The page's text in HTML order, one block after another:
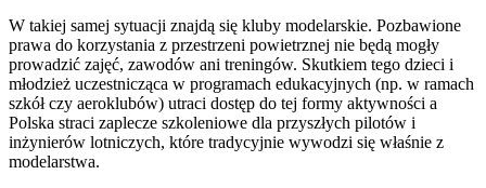
W takiej samej sytuacji znajdą się kluby modelarskie. Pozbawione
prawa do korzystania z przestrzeni powietrznej nie będą mogły
prowadzić zajęć, zawodów ani treningów. Skutkiem tego dzieci i
młodzież uczestnicząca w programach edukacyjnych (np. w ramach
szkół czy aeroklubów) utraci dostęp do tej formy aktywności a
Polska straci zaplecze szkoleniowe dla przyszłych pilotów i
inżynierów lotniczych, które tradycyjnie wywodzi się właśnie z
modelarstwa.